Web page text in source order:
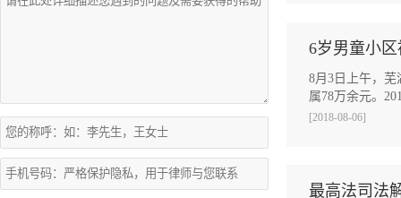
6岁男童小
8月3日上午，
属78万余元。
[2018-08-06]
最高法司法